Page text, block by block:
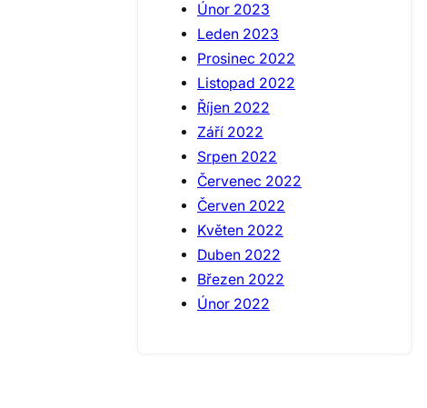
Únor 2023
Leden 2023
Prosinec 2022
Listopad 2022
Říjen 2022
Září 2022
Srpen 2022
Červenec 2022
Červen 2022
Květen 2022
Duben 2022
Březen 2022
Únor 2022